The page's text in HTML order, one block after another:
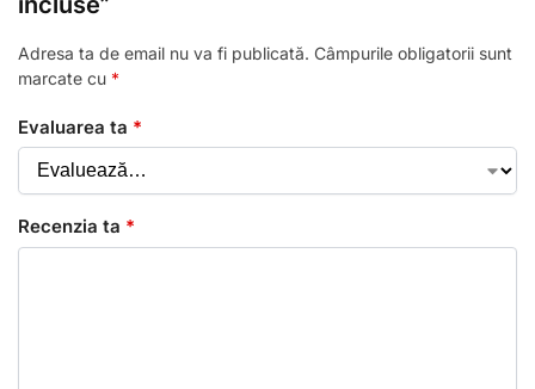
Adresa ta de email nu va fi publicată. Câmpurile obligatorii sunt
marcate cu *
Evaluarea ta *
Recenzia ta *